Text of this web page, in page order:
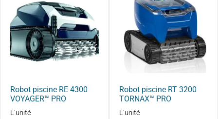
Robot piscine RE 4300
VOYAGER™ PRO
L'unité
Robot piscine RT 3200
TORNAX™ PRO
L'unité